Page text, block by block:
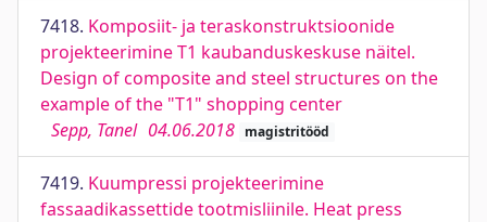
7418. Komposiit- ja teraskonstruktsioonide
projekteerimine T1 kaubanduskeskuse näitel.
Design of composite and steel structures on the
example of the "T1" shopping center
Sepp, Tanel 04.06.2018 magistritööd
7419. Kuumpressi projekteerimine
fassaadikassettide tootmisliinile. Heat press